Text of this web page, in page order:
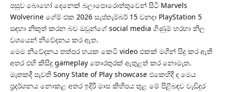
පසුව බොහෝ දෙනෙක් බලාපොරොත්තුවෙන් සිටි Marvels
Wolverine ගේම් එක 2026 සැප්තැම්බර් 15 වනදා PlayStation 5
සඳහා නිකුත් කරන බව ඔවුන්ගේ social media ගිණුම් හරහා නිල
වශයෙන් නිවේදනය කර ඇත.
මෙම නිවේදනය තත්පර හයක කෙටි video එකක් මගින් සිදු කර ඇති
අතර එහි කිසිදු gameplay තොරතුරක් ඇතුළත් කර නොමැත.
මෑතකදී පැවති Sony State of Play showcase එකෙහිදී ද මෙය
ප්‍රදර්ශනය නොකළ අතර ඉදිරි මාස කිහිපය තුළ මේ පිළිබඳව වැඩිදුර